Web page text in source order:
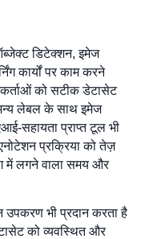
डिटेक्शन, इमेज
कार्यों पर काम करने
को सटीक डेटासेट
लेबल के साथ इमेज
सहायता प्राप्त टूल भी
प्रक्रिया को तेज़
में लगने वाला समय और
उपकरण भी प्रदान करता है
को व्यवस्थित और